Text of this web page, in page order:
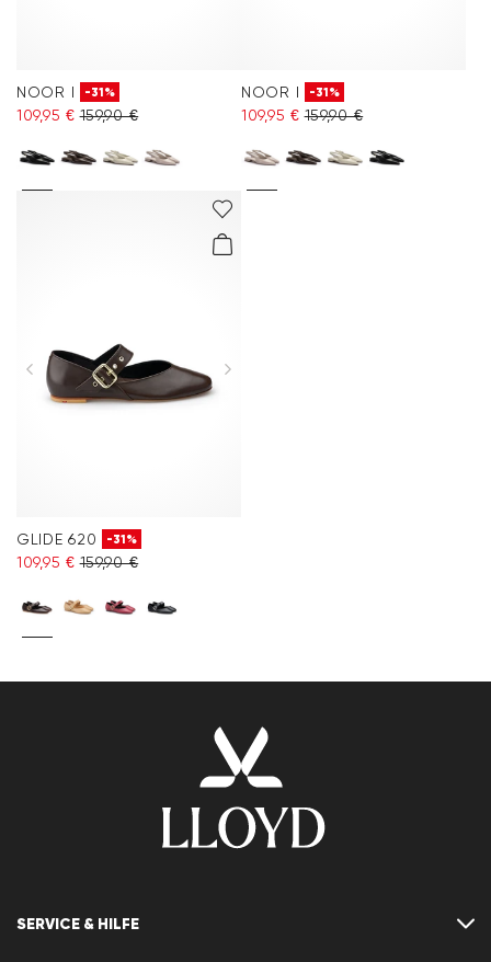
NOOR I -31%
109,95 € 159,90 €
NOOR I -31%
109,95 € 159,90 €
GLIDE 620 -31%
109,95 € 159,90 €
SERVICE & HILFE